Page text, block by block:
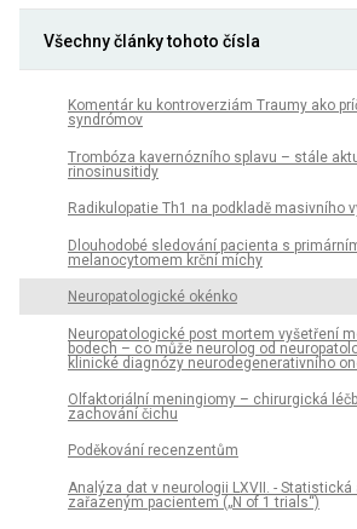
Všechny články tohoto čísla
Komentár ku kontroverziám Traumy ako
syndrómov
Trombóza kavernózního splavu – stále
rinosinusitidy
Radikulopatie Th1 na podkladě masivního
Dlouhodobé sledování pa­cienta s
melanocytomem krční míchy
Neuropatologické okénko
Neuropatologické post mortem vyšetření
bodech – co může neurolog od
klinické dia­gnózy neurodegenerativního
Olfaktoriální meningiomy – chirurgická
zachování čichu
Poděkování recenzentům
Analýza dat v neurologii LXVII. -
zařazeným pa­cientem („N of 1 trials“)